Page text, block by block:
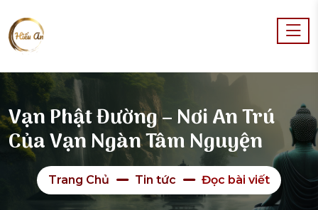
Vạn Phật Đường – Nơi An Trú
Của Vạn Ngàn Tâm Nguyện
Trang Chủ Tin tức Đọc bài viết